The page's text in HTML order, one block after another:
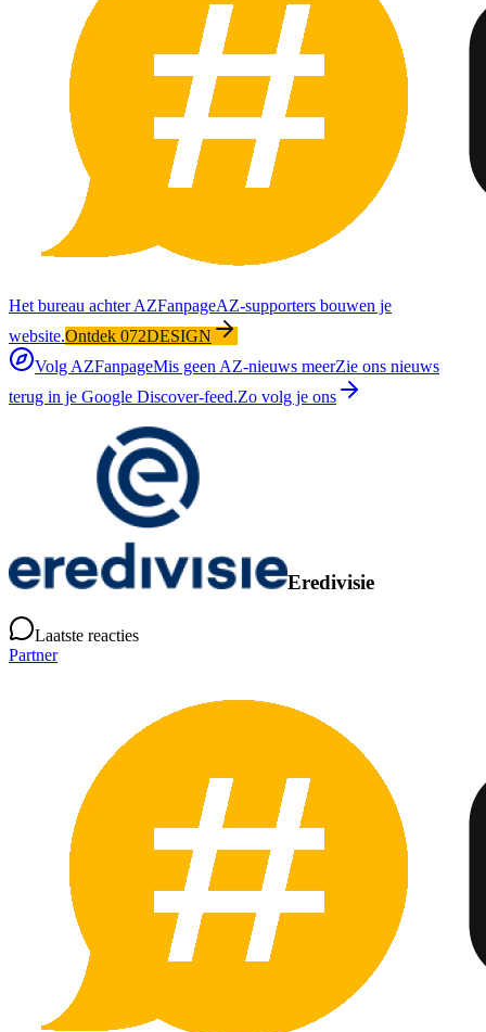
Het bureau achter AZFanpageAZ-supporters bouwen je
website.Ontdek 072DESIGN
Volg AZFanpageMis geen AZ-nieuws meerZie ons nieuws
terug in je Google Discover-feed.Zo volg je ons
Eredivisie
Laatste reacties
Partner